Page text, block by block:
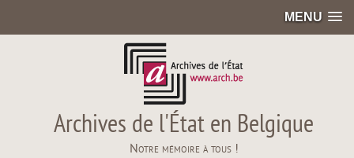
MENU
Archives de l'État en Belgique
Notre mémoire à tous !